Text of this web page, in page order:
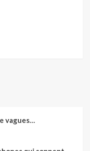
vagues…